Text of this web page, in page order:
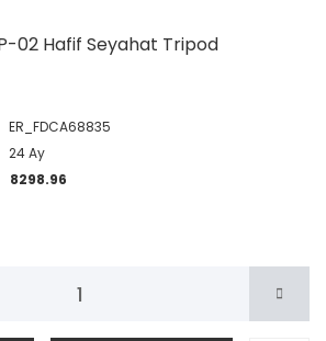
02 Hafif Seyahat Tripod
ER_FDCA68835
24 Ay
8298.96